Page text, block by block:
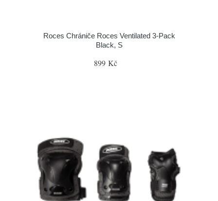
Roces Chrániče Roces Ventilated 3-Pack
Black, S
899 Kč